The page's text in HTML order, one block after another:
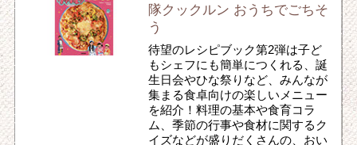
隊クックルン おうちでごちそ
う
待望のレシピブック第2弾は子ど
もシェフにも簡単につくれる、誕
生日会やひな祭りなど、みんなが
集まる食卓向けの楽しいメニュー
を紹介！料理の基本や食育コラ
ム、季節の行事や食材に関するク
イズなどが盛りだくさんの、おい